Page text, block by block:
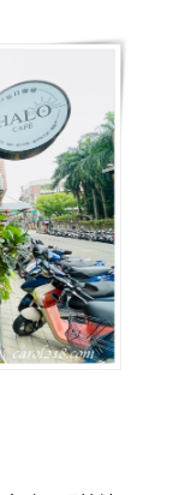
綠
道
旁
溫
馨
風
格
的
甜
點
店〉